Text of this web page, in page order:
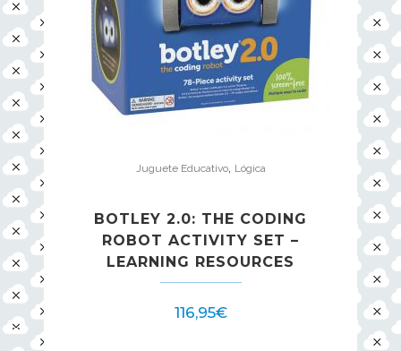
Juguete Educativo, Lógica
BOTLEY 2.0: THE CODING
ROBOT ACTIVITY SET –
LEARNING RESOURCES
116,95€